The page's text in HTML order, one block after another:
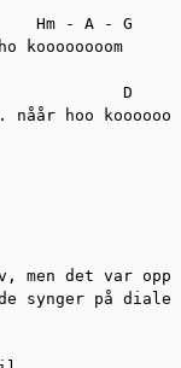
Hm - A - G
D
hoo
det var
synger på